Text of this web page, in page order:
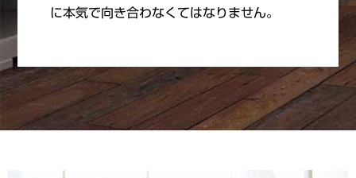
に本気で向き合わなくてはなりません。